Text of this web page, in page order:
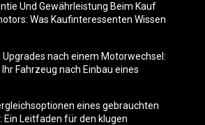
Und Gewährleistung Beim Kauf
Was Kaufinteressenten Wissen
nach einem Motorwechsel:
Fahrzeug nach Einbau eines
eines gebrauchten
Leitfaden für den klugen